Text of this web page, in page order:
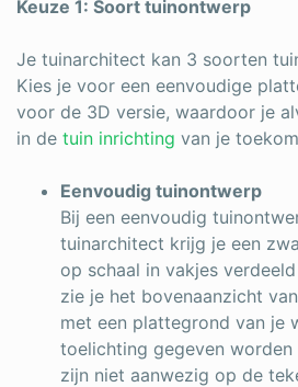
Keuze 1: Soort tuinontwerp
Je tuinarchitect kan 3 soorten
Kies je voor een eenvoudige
voor de 3D versie, waardoor je
in de tuin inrichting van je
Eenvoudig tuinontwerp
Bij een eenvoudig
tuinarchitect krijg je een
op schaal in vakjes
zie je het bovenaanzicht
met een plattegrond van je
toelichting gegeven
zijn niet aanwezig op de